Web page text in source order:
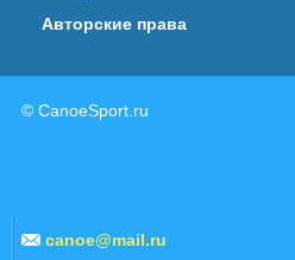
Авторские права
© CanoeSport.ru
canoe@mail.ru